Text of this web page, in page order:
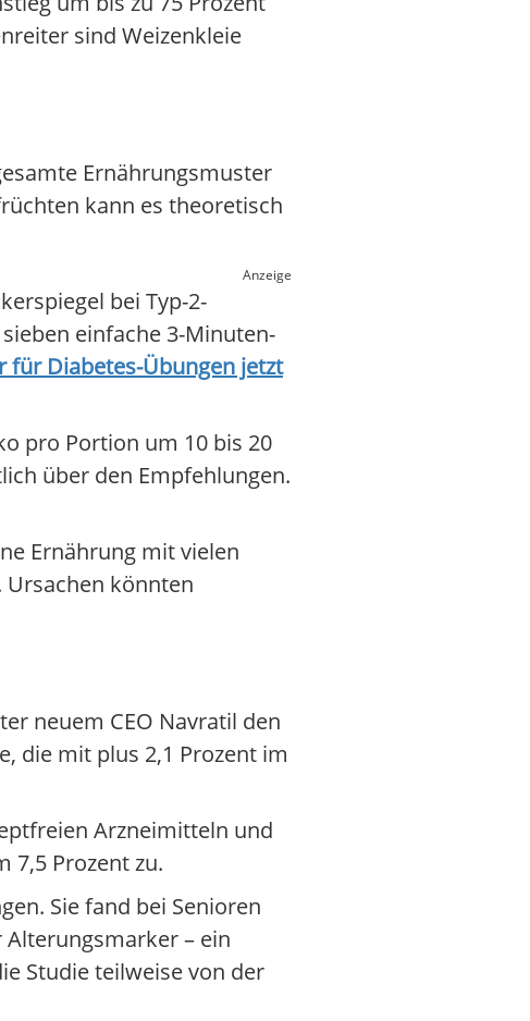
sind Weizenkleie
Ernährungsmuster
kann es theoretisch
Anzeige
bei Typ-2-
einfache 3-Minuten-
für Diabetes-Übungen jetzt
pro Portion um 10 bis 20
über den Empfehlungen.
Ernährung mit vielen
könnten
neuem CEO Navratil den
die mit plus 2,1 Prozent im
Arzneimitteln und
7,5 Prozent zu.
Sie fand bei Senioren
– ein
Studie teilweise von der